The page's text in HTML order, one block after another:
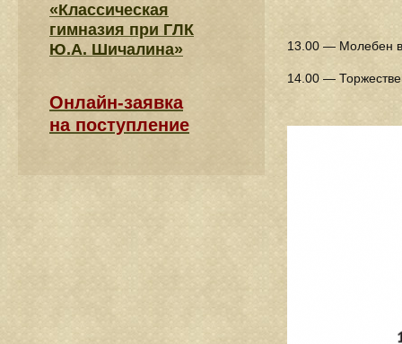
13.00 — Молебен в
14.00 —
«Классическая
гимназия при ГЛК
Ю.А. Шичалина»
Онлайн-заявка
на поступление